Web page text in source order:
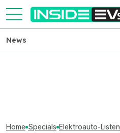
News
Home Specials Elektroauto-Listen